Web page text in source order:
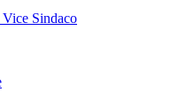
Sindaco